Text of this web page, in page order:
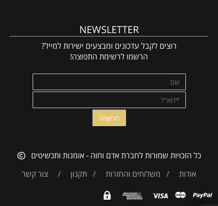
NEWSLETTER
רוצים לקבל עדכונים ומבצעים ישירות למייל?
הרשמו לרשימת התפוצה!
כל הזכויות שמורות לחברת אדם וחוה - אומנות ותכשיטים
אודות
/ משלוחים והחזרות / תקנון / צור קשר
✕